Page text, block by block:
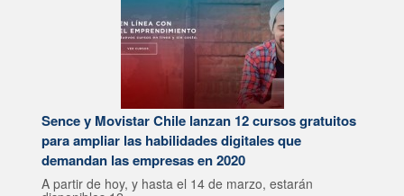
Sence y Movistar Chile lanzan 12 cursos gratuitos
para ampliar las habilidades digitales que
demandan las empresas en 2020
A partir de hoy, y hasta el 14 de marzo, estarán